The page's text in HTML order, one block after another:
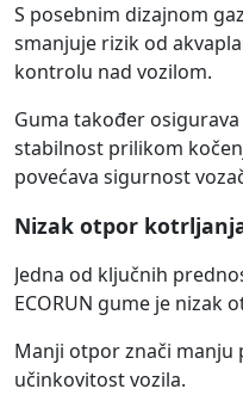
S posebnim dizajnom
smanjuje rizik od
kontrolu nad vozilom.
Guma također
stabilnost prilikom
povećava sigurnost
Nizak otpor
Jedna od ključnih
ECORUN gume je nizak
Manji otpor znači manju
učinkovitost vozila.